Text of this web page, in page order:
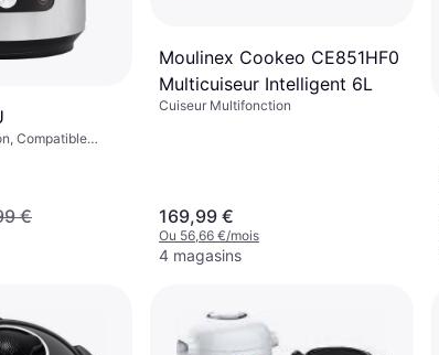
Compatible
€
Moulinex Cookeo CE851HF0
Multicuiseur Intelligent 6L
Cuiseur Multifonction
169,99 €
Ou 56,66 €/mois
4 magasins